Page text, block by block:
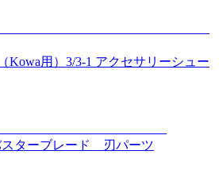
Kowa用）3/3-1 アクセサリーシュー
スターブレード 刃パーツ